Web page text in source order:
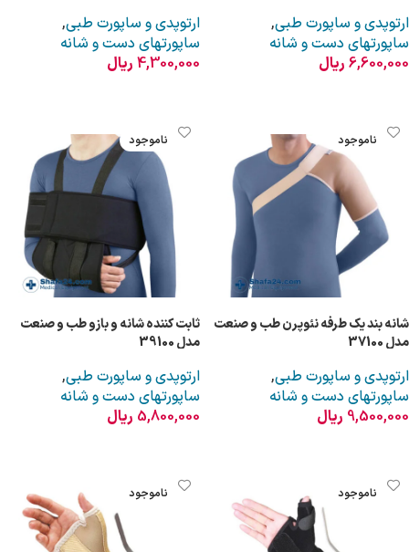
ارتوپدی و ساپورت طبی,
ساپورتهای دست و شانه
6,600,000 ریال
ارتوپدی و ساپورت طبی,
ساپورتهای دست و شانه
4,300,000 ریال
ناموجود
شانه بند یک طرفه نئوپرن طب و صنعت
مدل 37100
ارتوپدی و ساپورت طبی,
ساپورتهای دست و شانه
9,500,000 ریال
ناموجود
ثابت کننده شانه و بازو طب و صنعت
مدل 39100
ارتوپدی و ساپورت طبی,
ساپورتهای دست و شانه
5,800,000 ریال
ناموجود ناموجود